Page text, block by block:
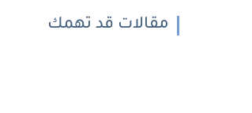
مقالات قد تهمك